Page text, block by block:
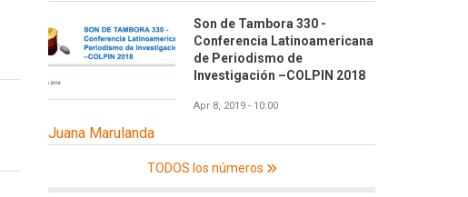
Son de Tambora 330 -
Conferencia Latinoamericana
de Periodismo de
Investigación –COLPIN 2018
Apr 8, 2019 - 10:00
Juana Marulanda
TODOS los números